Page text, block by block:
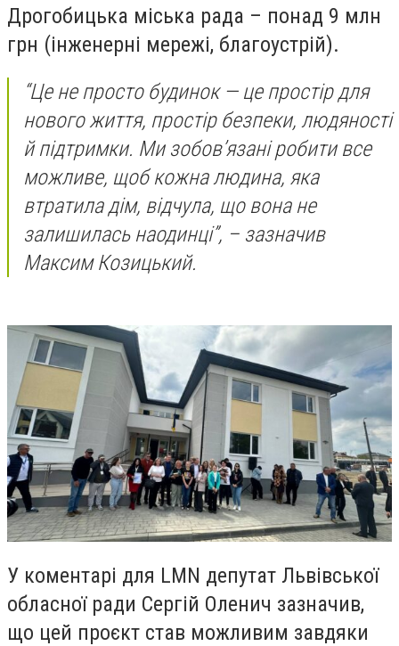
Дрогобицька міська рада – понад 9 млн
грн (інженерні мережі, благоустрій).
“Це не просто будинок — це простір для
нового життя, простір безпеки, людяності
й підтримки. Ми зобов’язані робити все
можливе, щоб кожна людина, яка
втратила дім, відчула, що вона не
залишилась наодинці”, – зазначив
Максим Козицький.
У коментарі для LMN депутат Львівської
обласної ради Сергій Оленич зазначив,
що цей проєкт став можливим завдяки